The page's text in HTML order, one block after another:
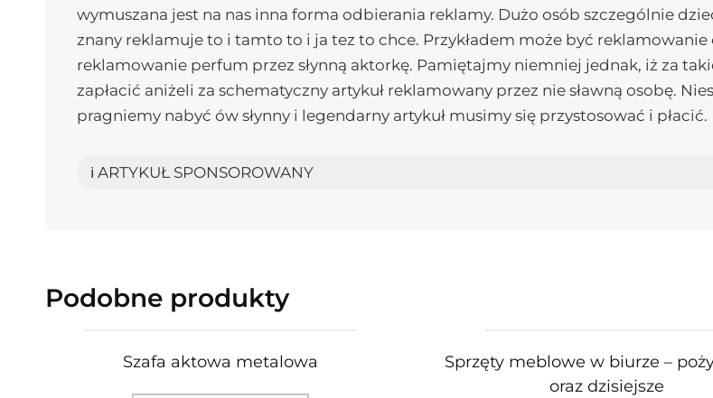
wymuszana jest na nas inna forma odbierania reklamy. Dużo osób szczególnie
znany reklamuje to i tamto to i ja tez to chce. Przykładem może być
reklamowanie perfum przez słynną aktorkę. Pamiętajmy niemniej jednak, iż za
zapłacić aniżeli za schematyczny artykuł reklamowany przez nie sławną osobę.
pragniemy nabyć ów słynny i legendarny artykuł musimy się przystosować i płacić.
ℹ️ ARTYKUŁ SPONSOROWANY
Podobne produkty
Szafa aktowa metalowa
Sprzęty meblowe w biurze –
oraz dzisiejsze